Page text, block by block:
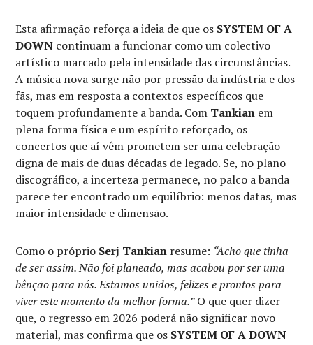
Esta afirmação reforça a ideia de que os SYSTEM OF A
DOWN continuam a funcionar como um colectivo
artístico marcado pela intensidade das circunstâncias.
A música nova surge não por pressão da indústria e dos
fãs, mas em resposta a contextos específicos que
toquem profundamente a banda. Com Tankian em
plena forma física e um espírito reforçado, os
concertos que aí vêm prometem ser uma celebração
digna de mais de duas décadas de legado. Se, no plano
discográfico, a incerteza permanece, no palco a banda
parece ter encontrado um equilíbrio: menos datas, mas
maior intensidade e dimensão.
Como o próprio Serj Tankian resume: “Acho que tinha
de ser assim. Não foi planeado, mas acabou por ser uma
bênção para nós. Estamos unidos, felizes e prontos para
viver este momento da melhor forma.”O que quer dizer
que, o regresso em 2026 poderá não significar novo
material, mas confirma que os SYSTEM OF A DOWN